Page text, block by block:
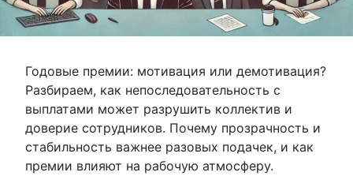
Годовые премии: мотивация или демотивация?
Разбираем, как непоследовательность с
выплатами может разрушить коллектив и
доверие сотрудников. Почему прозрачность и
стабильность важнее разовых подачек, и как
премии влияют на рабочую атмосферу.